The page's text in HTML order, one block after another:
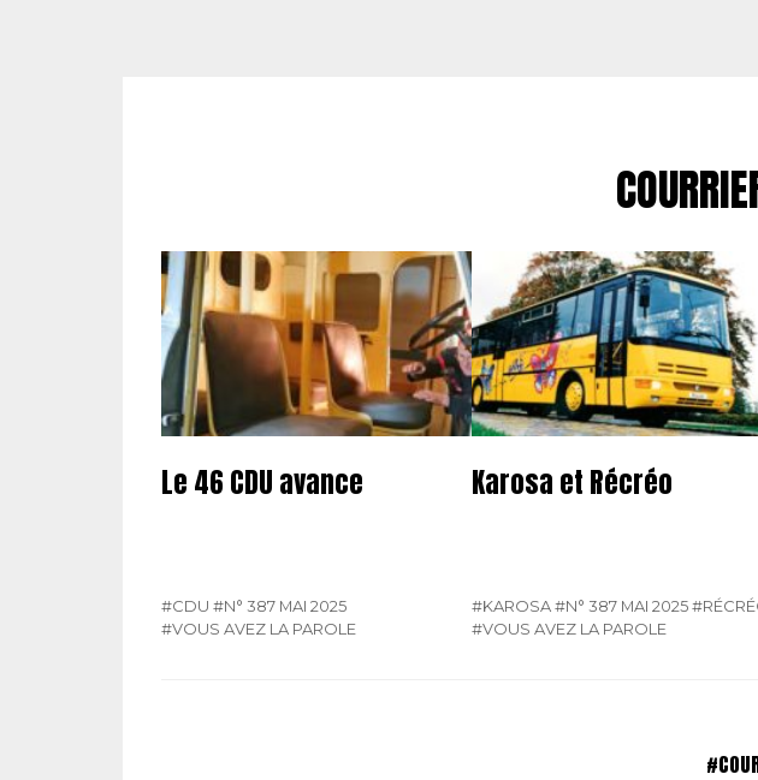
Le 46 CDU avance
#CDU #N° 387 MAI 2025
#VOUS AVEZ LA PAROLE
Karosa et Récréo
#KAROSA #N° 387 MAI 2025
#VOUS AVEZ LA PAROLE